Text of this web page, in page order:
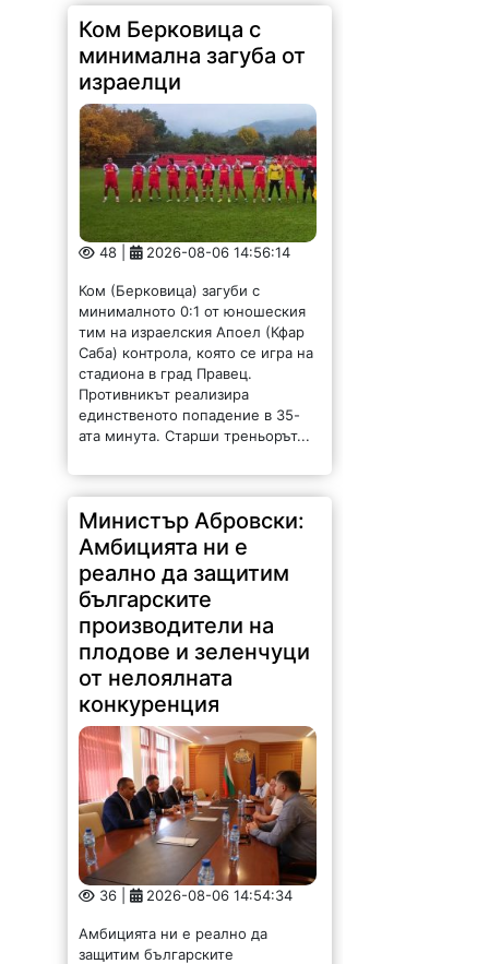
Ком Берковица с
минимална загуба от
израелци
48 | 2026-08-06 14:56:14
Ком (Берковица) загуби с
минималното 0:1 от юношеския
тим на израелския Апоел (Кфар
Саба) контрола, която се игра на
стадиона в град Правец.
Противникът реализира
единственото попадение в 35-
ата минута. Старши треньорът...
Министър Абровски:
Амбицията ни е
реално да защитим
българските
производители на
плодове и зеленчуци
от нелоялната
конкуренция
36 | 2026-08-06 14:54:34
Амбицията ни е реално да
защитим българските